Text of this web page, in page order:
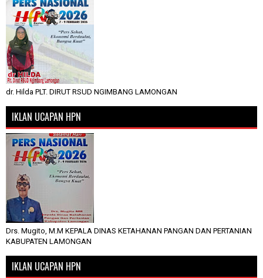
dr. Hilda PLT. DIRUT RSUD NGIMBANG LAMONGAN
IKLAN UCAPAN HPN
Drs. Mugito, M.M KEPALA DINAS KETAHANAN PANGAN DAN PERTANIAN
KABUPATEN LAMONGAN
IKLAN UCAPAN HPN